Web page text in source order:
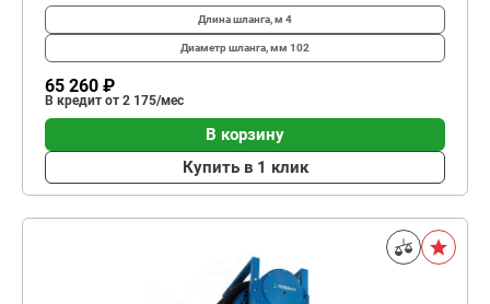
Длина шланга, м 4
Диаметр шланга, мм 102
65 260 ₽
В кредит от 2 175/мес
В корзину
Купить в 1 клик